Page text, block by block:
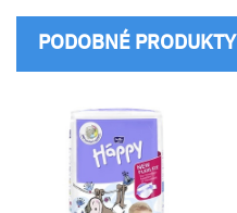
PODOBNÉ PRODUKTY